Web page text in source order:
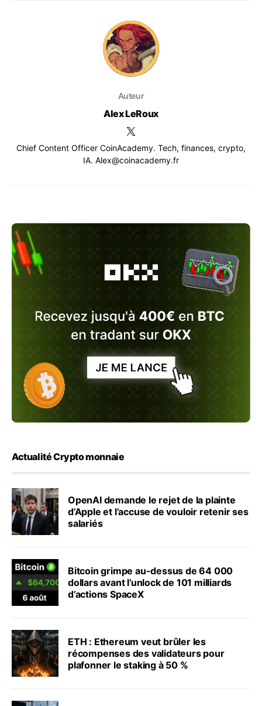
Auteur
Alex LeRoux
Chief Content Officer CoinAcademy. Tech, finances, crypto,
IA. Alex@coinacademy.fr
Actualité Crypto monnaie
OpenAI demande le rejet de la plainte
d’Apple et l’accuse de vouloir retenir ses
salariés
Bitcoin grimpe au-dessus de 64 000
dollars avant l’unlock de 101 milliards
d’actions SpaceX
ETH : Ethereum veut brûler les
récompenses des validateurs pour
plafonner le staking à 50 %